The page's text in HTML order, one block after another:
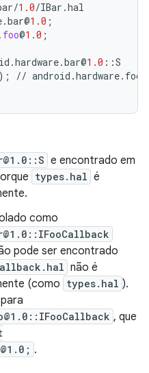
/1.0/IBar .hal
.bar@1.0 ;
@1.0 ;
.hardware.bar@1.0 ::S
); // android .hardware. foo
e encontrado em
types.hal é
como
pode ser encontrado
não é
(como types.hal ).
, que
.